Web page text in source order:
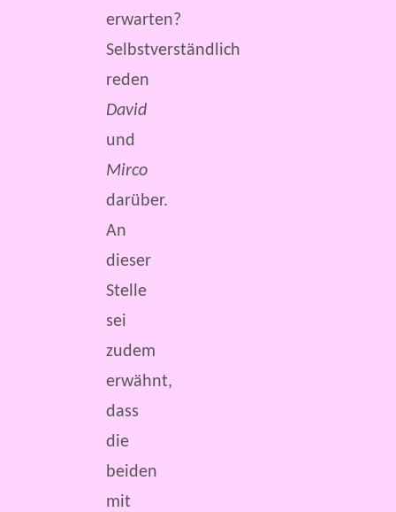
erwarten?
Selbstverständlich
reden
David
und
Mirco
darüber.
An
dieser
Stelle
sei
zudem
erwähnt,
dass
die
beiden
mit